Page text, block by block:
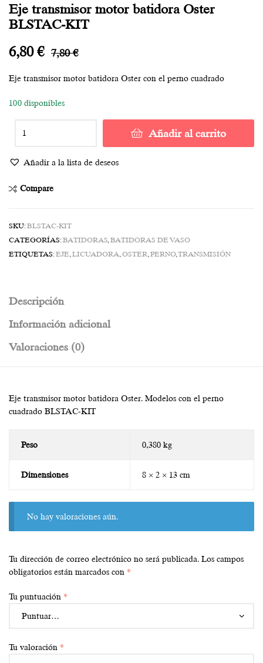
Eje transmisor motor batidora Oster
BLSTAC-KIT
7,80€
6,80€
Eje transmisor motor batidora Oster con el perno cuadrado
100 disponibles
Añadir al carrito
Añadir a la lista de deseos
Compare
SKU: BLSTAC-KIT
CATEGORÍAS: BATIDORAS BATIDORAS DE VASO
ETIQUETAS: EJE LICUADORA OSTER PERNO, TRANSMISIÓN
Descripción
Información adicional
Valoraciones (0)
Eje transmisor motor batidora Oster. Modelos con el perno
cuadrado BLSTAC-KIT
Peso 0,380 kg
Dimensiones 8 × 2 × 13 cm
No hay valoraciones aún.
Tu dirección de correo electrónico no será publicada. Los campos
obligatorios están marcados con *
Tu puntuación *
Tu valoración *